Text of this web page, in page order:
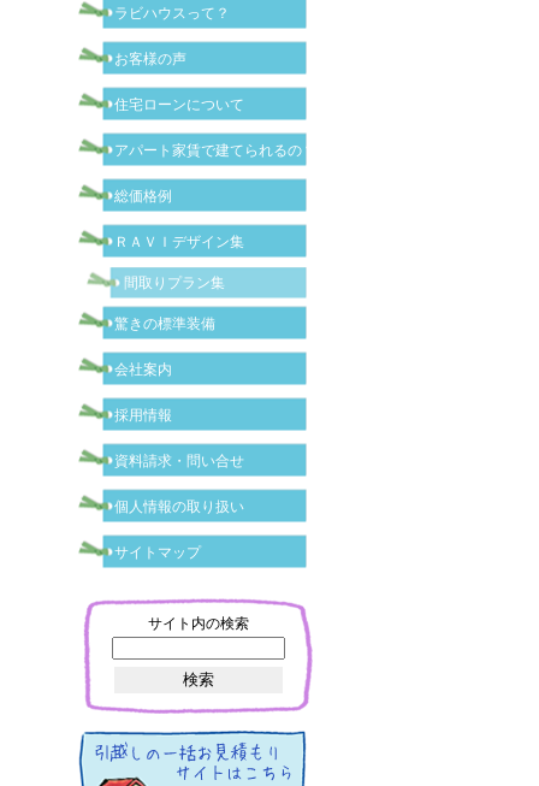
ラビハウスって？
お客様の声
住宅ローンについて
アパート家賃で建てられるの？
総価格例
ＲＡＶＩデザイン集
間取りプラン集
驚きの標準装備
会社案内
採用情報
資料請求・問い合せ
個人情報の取り扱い
サイトマップ
サイト内の検索